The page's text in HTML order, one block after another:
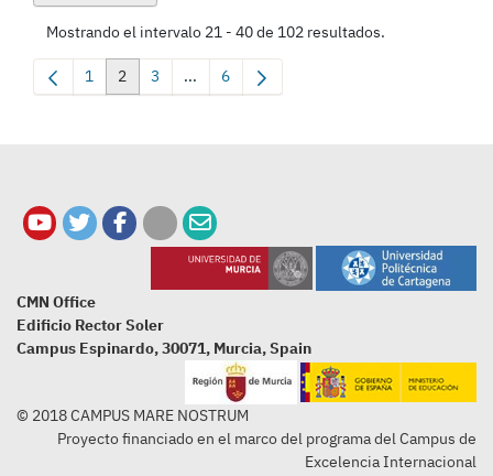
Mostrando el intervalo 21 - 40 de 102 resultados.
Página
1 Página
2 Página
3 ...Páginas intermedias Use TAB para
Página
6
CMN Office
Edificio Rector Soler
Campus Espinardo, 30071, Murcia, Spain
© 2018 CAMPUS MARE NOSTRUM
Proyecto financiado en el marco del programa del Campus de
Excelencia Internacional